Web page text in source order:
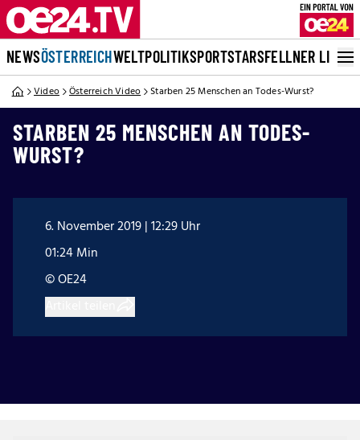
NEWSÖSTERREICHWELTPOLITIKSPORTSTARSFELLNER LIVE
Video Österreich Video Starben 25 Menschen an Todes-Wurst?
STARBEN 25 MENSCHEN AN TODES-
WURST?
6. November 2019 | 12:29 Uhr
01:24 Min
© OE24